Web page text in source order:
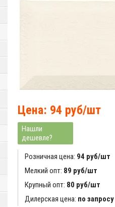
Цена: 94 руб/шт
Нашли
дешевле?
Розничная цена: 94 руб/шт
Мелкий опт: 89 руб/шт
Крупный опт: 80 руб/шт
Дилерская цена: по запросу